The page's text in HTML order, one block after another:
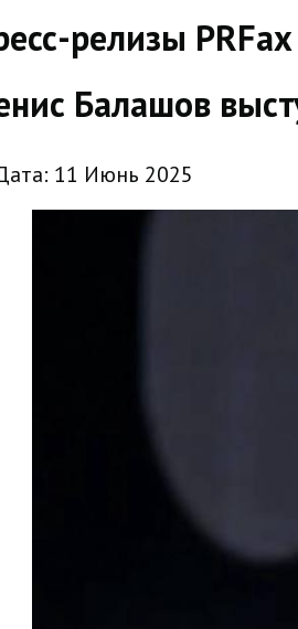
релизы PRFax
Балашов
11 Июнь 2025